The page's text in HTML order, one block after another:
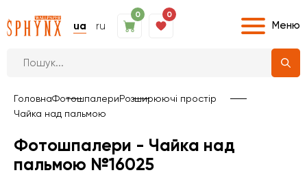
ua ru
0 0
Меню
ГоловнаФотошпалериРозширюючі простір
Чайка над пальмою
Фотошпалери - Чайка над
пальмою №16025